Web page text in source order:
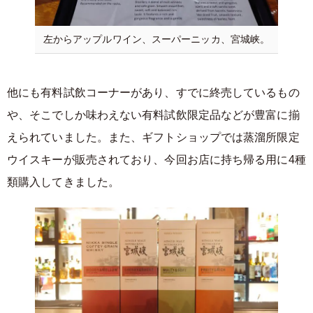
左からアップルワイン、スーパーニッカ、宮城峡。
他にも有料試飲コーナーがあり、すでに終売しているもの
や、そこでしか味わえない有料試飲限定品などが豊富に揃
えられていました。また、ギフトショップでは蒸溜所限定
ウイスキーが販売されており、今回お店に持ち帰る用に4種
類購入してきました。